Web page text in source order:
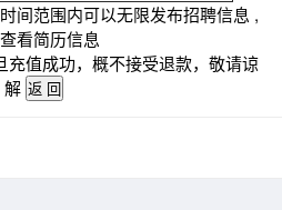
间范围内可以无限发布招聘信息 ,
看简历信息
充值成功，概不接受退款，敬请谅
解